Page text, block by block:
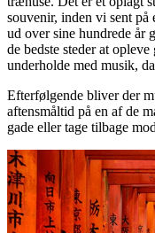
souvenir, inden vi sent
ud over sine hundrede år
de bedste steder at
underholde med musik,
Efterfølgende bliver der
aftensmåltid på en af de
gade eller tage tilbage